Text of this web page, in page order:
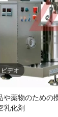
ビデオ
や薬物のための
乳化剤